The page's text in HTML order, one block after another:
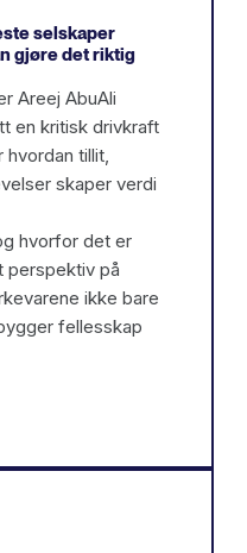
selskaper
gjøre det riktig
Areej AbuAli
en kritisk drivkraft
tillit,
skaper verdi
hvorfor det er
perspektiv på
ikke bare
fellesskap